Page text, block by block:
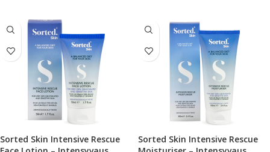
Sorted Skin Intensive Rescue
Sorted Skin Intensive Rescue